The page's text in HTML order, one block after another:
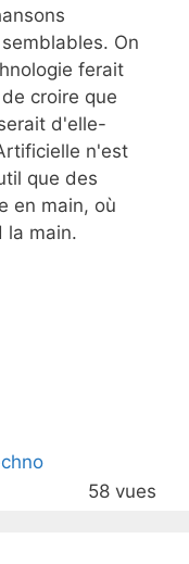
On
ferait
croire que
d'elle-
n'est
que des
en main, où
la main.
58 vues